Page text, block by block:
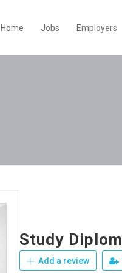
Home Jobs Employers
Study Diplom
Add a review